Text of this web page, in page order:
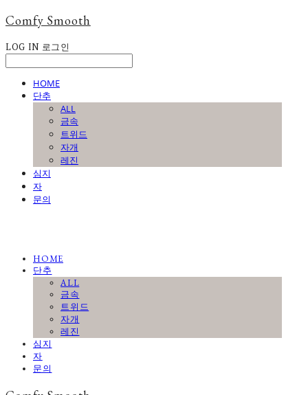
Comfy Smooth
LOG IN 로그인
HOME
단추
ALL
금속
트위드
자개
레진
심지
자
문의
HOME
단추
ALL
금속
트위드
자개
레진
심지
자
문의